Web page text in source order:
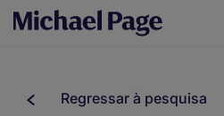
Regressar à pesquisa